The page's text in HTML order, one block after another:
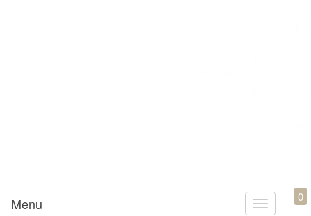
Mamili1910
T
Menu 0